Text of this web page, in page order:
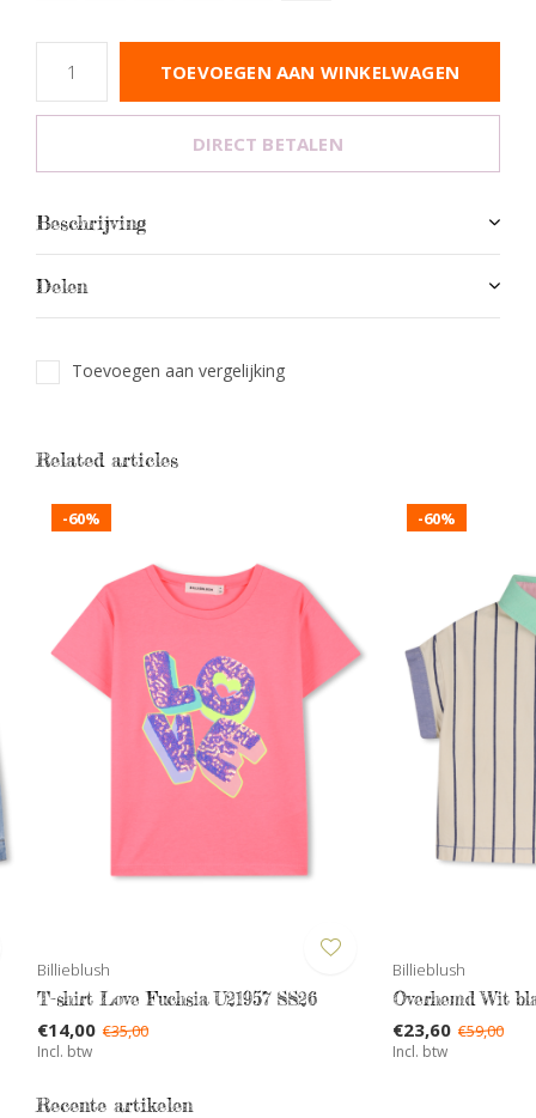
TOEVOEGEN AAN WINKELWAGEN
DIRECT BETALEN
Beschrijving
Delen
Toevoegen aan vergelijking
Related articles
-60%
Billieblush
T-shirt Love Fuchsia U21957 SS26
€14,00 €35,00
Incl. btw
-60%
Billieblush
Overhemd Wit
€23,60 €59,00
Incl. btw
Recente artikelen